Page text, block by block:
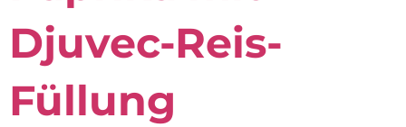
Djuvec-Reis-
Füllung